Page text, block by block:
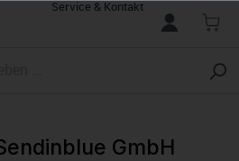
Service & Kontakt
GmbH